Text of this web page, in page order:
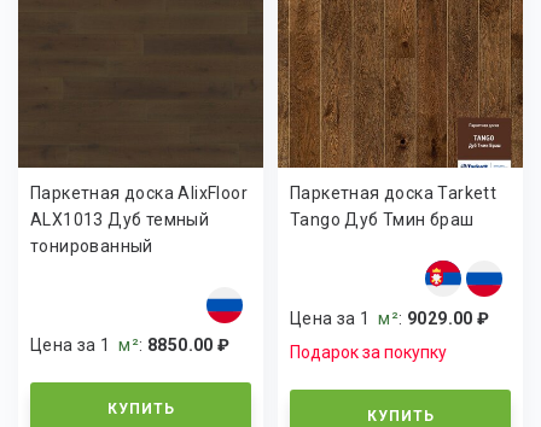
Паркетная доска AlixFloor
ALX1013 Дуб темный
тонированный
Цена за 1м²: 8850.00 ₽
КУПИТЬ
Паркетная доска Tarkett
Tango Дуб Тмин браш
Цена за 1м²: 9029.00 ₽
Подарок за покупку
КУПИТЬ